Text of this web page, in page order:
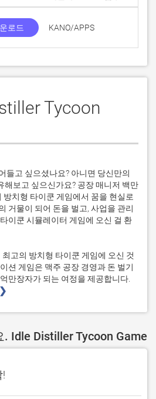
로드 KANO/APPS
Tycoon
들고 싶으셨나요? 아니면 당신만의
해보고 싶으신가요? 공장 매니저 백만
방치형 타이쿤 게임에서 꿈을 현실로
거물이 되어 돈을 벌고, 사업을 관리
이쿤 시뮬레이터 게임에 오신 걸 환
고의 방치형 타이쿤 게임에 오신 것
션 게임은 맥주 공장 경영과 돈 벌기
만장자가 되는 여정을 제공합니다.
. Idle Distiller Tycoon Game